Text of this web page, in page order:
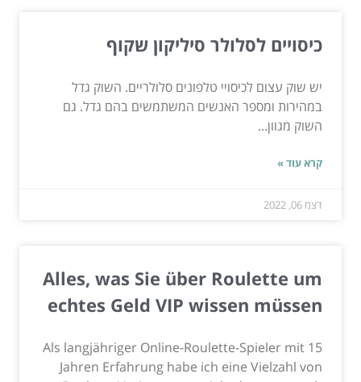
כיסויים לסלולר סיליקון שקוף
יש שוק עצום לכיסויי טלפונים סלולריים. השוק גדל
במהירות ומספר האנשים המשתמשים בהם גדל. גם
השוק מגוון...
קרא עוד »
דצמ 06, 2022
Alles, was Sie über Roulette um
echtes Geld VIP wissen müssen
Als langjähriger Online-Roulette-Spieler mit 15
Jahren Erfahrung habe ich eine Vielzahl von